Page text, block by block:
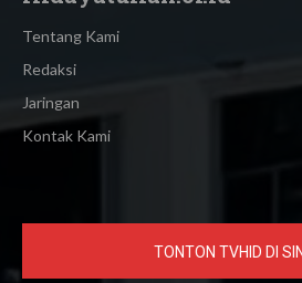
Tentang Kami
Redaksi
Jaringan
Kontak Kami
TONTON TVHID DI SINI